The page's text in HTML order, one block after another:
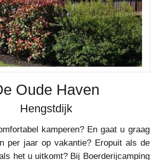
Oude Haven
Hengstdijk
kamperen? En gaat u graag
per jaar op vakantie? Eropuit als de
het u uitkomt? Bij Boerderijcamping